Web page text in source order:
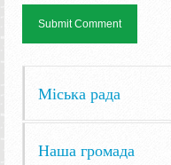
Міська рада
Наша громада